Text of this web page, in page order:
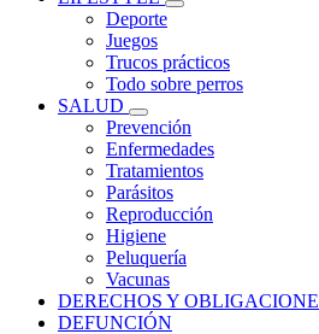
Deporte
Juegos
Trucos prácticos
Todo sobre perros
SALUD
Prevención
Enfermedades
Tratamientos
Parásitos
Reproducción
Higiene
Peluquería
Vacunas
DERECHOS Y
DEFUNCIÓN